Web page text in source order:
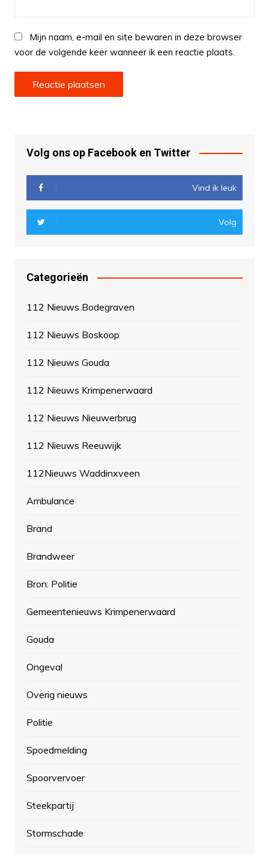
Mijn naam, e-mail en site bewaren in deze browser
voor de volgende keer wanneer ik een reactie plaats.
Volg ons op Facebook en Twitter
Vind ik leuk
Volg
Categorieën
112 Nieuws Bodegraven
112 Nieuws Boskoop
112 Nieuws Gouda
112 Nieuws Krimpenerwaard
112 Nieuws Nieuwerbrug
112 Nieuws Reeuwijk
112Nieuws Waddinxveen
Ambulance
Brand
Brandweer
Bron: Politie
Gemeentenieuws Krimpenerwaard
Gouda
Ongeval
Overig nieuws
Politie
Spoedmelding
Spoorvervoer
Steekpartij
Stormschade